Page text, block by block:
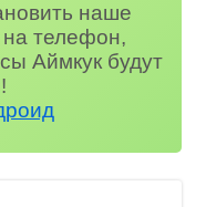
наше
телефон,
Аймкук будут